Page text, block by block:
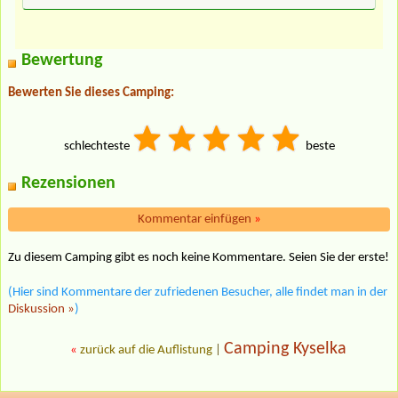
Bewertung
Bewerten Sie dieses Camping:
schlechteste beste
Rezensionen
Kommentar einfügen »
Zu diesem Camping gibt es noch keine Kommentare. Seien Sie der erste!
(Hier sind Kommentare der zufriedenen Besucher, alle findet man in der
Diskussion »)
« zurück auf die Auflistung Camping Kyselka